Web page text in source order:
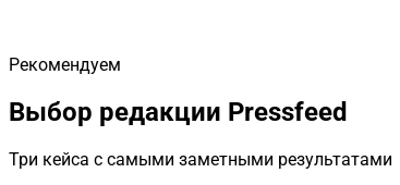
Рекомендуем
Выбор редакции Pressfeed
Три кейса с самыми заметными результатами